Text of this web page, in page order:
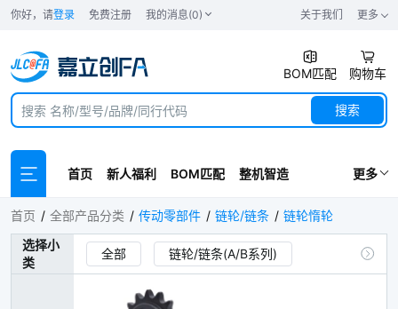
你好，请登录 免费注册 我的消息(0) 关于我们 更多
BOM匹配 购物车
搜索
首页 新人福利 BOM匹配 整机智造 更多
链轮惰轮
首页 全部产品分类 传动零部件 链轮/链条
链轮惰轮
选择小
类
全部 链轮/链条(A/B系列)
免键链轮